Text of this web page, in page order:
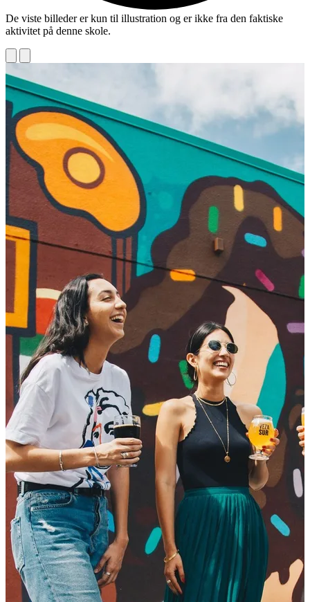
De viste billeder er kun til illustration og er ikke fra den faktiske
aktivitet på denne skole.